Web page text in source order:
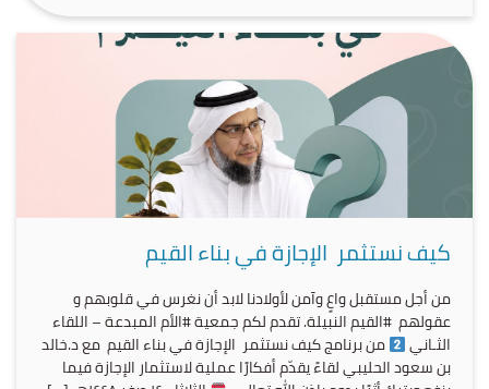
كيف نستثمر الإجازة في بناء القيم
من أجل مستقبل واعٍ وآمن لأولادنا لابد أن نغرس في قلوبهم و
عقولهم #القيم النبيلة. تقدم لكم جمعية #الأم المبدعة – اللقاء
الثـاني
من برنامج كيف نستثمر الإجازة في بناء القيم مع د.خالد
بن سعود الحليبي لقاءً يقدّم أفكارًا عملية لاستثمار الإجازة فيما